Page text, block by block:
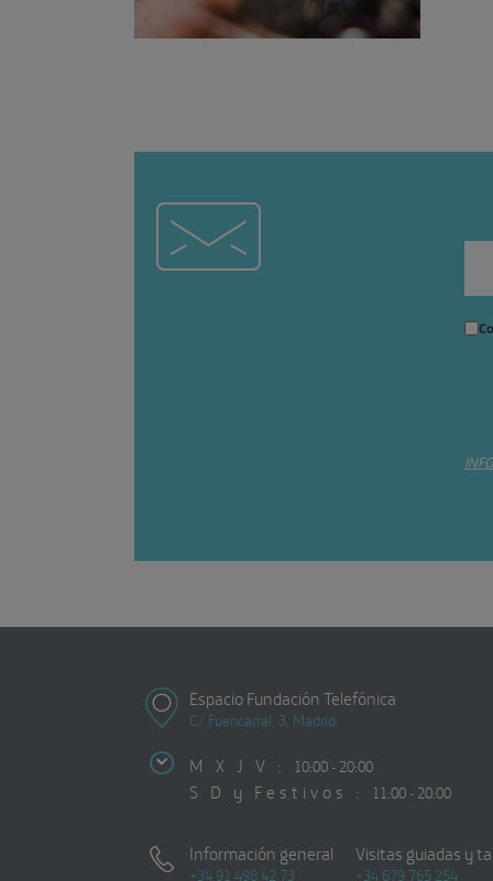
Espacio Fundación Telefónica
C/ Fuencarral, 3, Madrid
M X J V : 10:00 - 20:00
S D y Festivos : 11:00 - 20:00
Información general
+34 91 498 42 73
Visitas guiadas y
+34 679 765 254